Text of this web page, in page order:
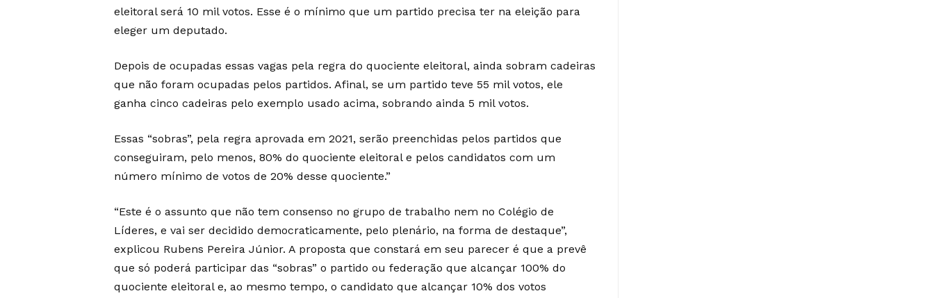
eleitoral será 10 mil votos. Esse é o mínimo que um partido precisa ter na eleição para
eleger um deputado.
Depois de ocupadas essas vagas pela regra do quociente eleitoral, ainda sobram cadeiras
que não foram ocupadas pelos partidos. Afinal, se um partido teve 55 mil votos, ele
ganha cinco cadeiras pelo exemplo usado acima, sobrando ainda 5 mil votos.
Essas “sobras”, pela regra aprovada em 2021, serão preenchidas pelos partidos que
conseguiram, pelo menos, 80% do quociente eleitoral e pelos candidatos com um
número mínimo de votos de 20% desse quociente.”
“Este é o assunto que não tem consenso no grupo de trabalho nem no Colégio de
Líderes, e vai ser decidido democraticamente, pelo plenário, na forma de destaque”,
explicou Rubens Pereira Júnior. A proposta que constará em seu parecer é que a prevê
que só poderá participar das “sobras” o partido ou federação que alcançar 100% do
quociente eleitoral e, ao mesmo tempo, o candidato que alcançar 10% dos votos